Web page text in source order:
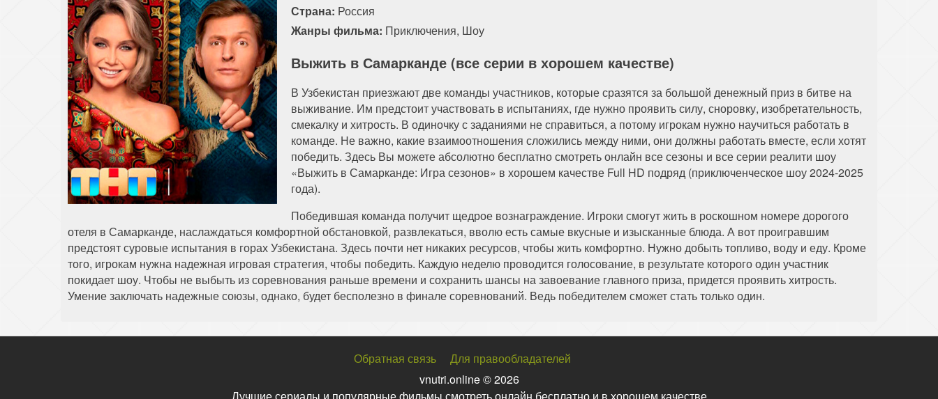
Страна: Россия
Жанры фильма: Приключения, Шоу
Выжить в Самарканде (все серии в хорошем качестве)
В Узбекистан приезжают две команды участников, которые сразятся за большой денежный приз в битве на
выживание. Им предстоит участвовать в испытаниях, где нужно проявить силу, сноровку, изобретательность,
смекалку и хитрость. В одиночку с заданиями не справиться, а потому игрокам нужно научиться работать в
команде. Не важно, какие взаимоотношения сложились между ними, они должны работать вместе, если хотят
победить. Здесь Вы можете абсолютно бесплатно смотреть онлайн все сезоны и все серии реалити шоу
«Выжить в Самарканде: Игра сезонов» в хорошем качестве Full HD подряд (приключенческое шоу 2024-2025
года).
Победившая команда получит щедрое вознаграждение. Игроки смогут жить в роскошном номере дорогого
отеля в Самарканде, наслаждаться комфортной обстановкой, развлекаться, вволю есть самые вкусные и изысканные блюда. А вот проигравшим
предстоят суровые испытания в горах Узбекистана. Здесь почти нет никаких ресурсов, чтобы жить комфортно. Нужно добыть топливо, воду и еду. Кроме
того, игрокам нужна надежная игровая стратегия, чтобы победить. Каждую неделю проводится голосование, в результате которого один участник
покидает шоу. Чтобы не выбыть из соревнования раньше времени и сохранить шансы на завоевание главного приза, придется проявить хитрость.
Умение заключать надежные союзы, однако, будет бесполезно в финале соревнований. Ведь победителем сможет стать только один.
Обратная связь
Для правообладателей
vnutri.online © 2026
Лучшие сериалы и популярные фильмы смотреть онлайн бесплатно и в хорошем качестве